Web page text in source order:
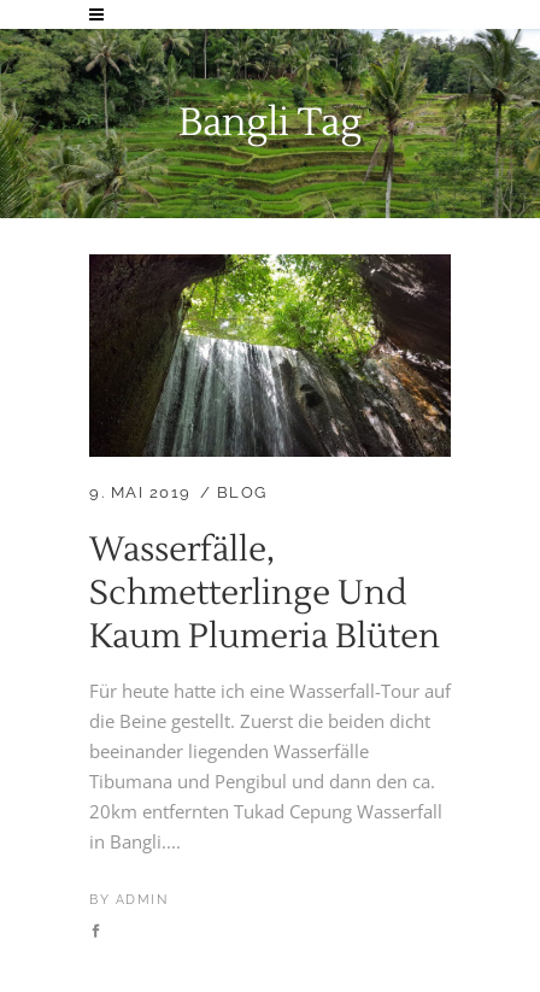
Bangli Tag
9. MAI 2019 BLOG
Wasserfälle,
Schmetterlinge Und
Kaum Plumeria Blüten
Für heute hatte ich eine Wasserfall-Tour auf
die Beine gestellt. Zuerst die beiden dicht
beeinander liegenden Wasserfälle
Tibumana und Pengibul und dann den ca.
20km entfernten Tukad Cepung Wasserfall
in Bangli....
BY ADMIN